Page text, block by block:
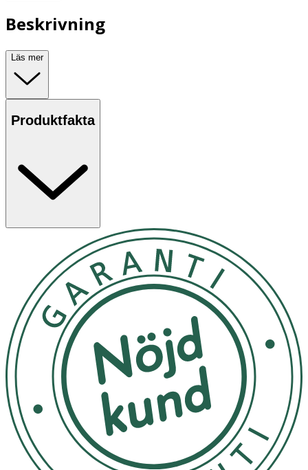
Beskrivning
Läs mer
Produktfakta